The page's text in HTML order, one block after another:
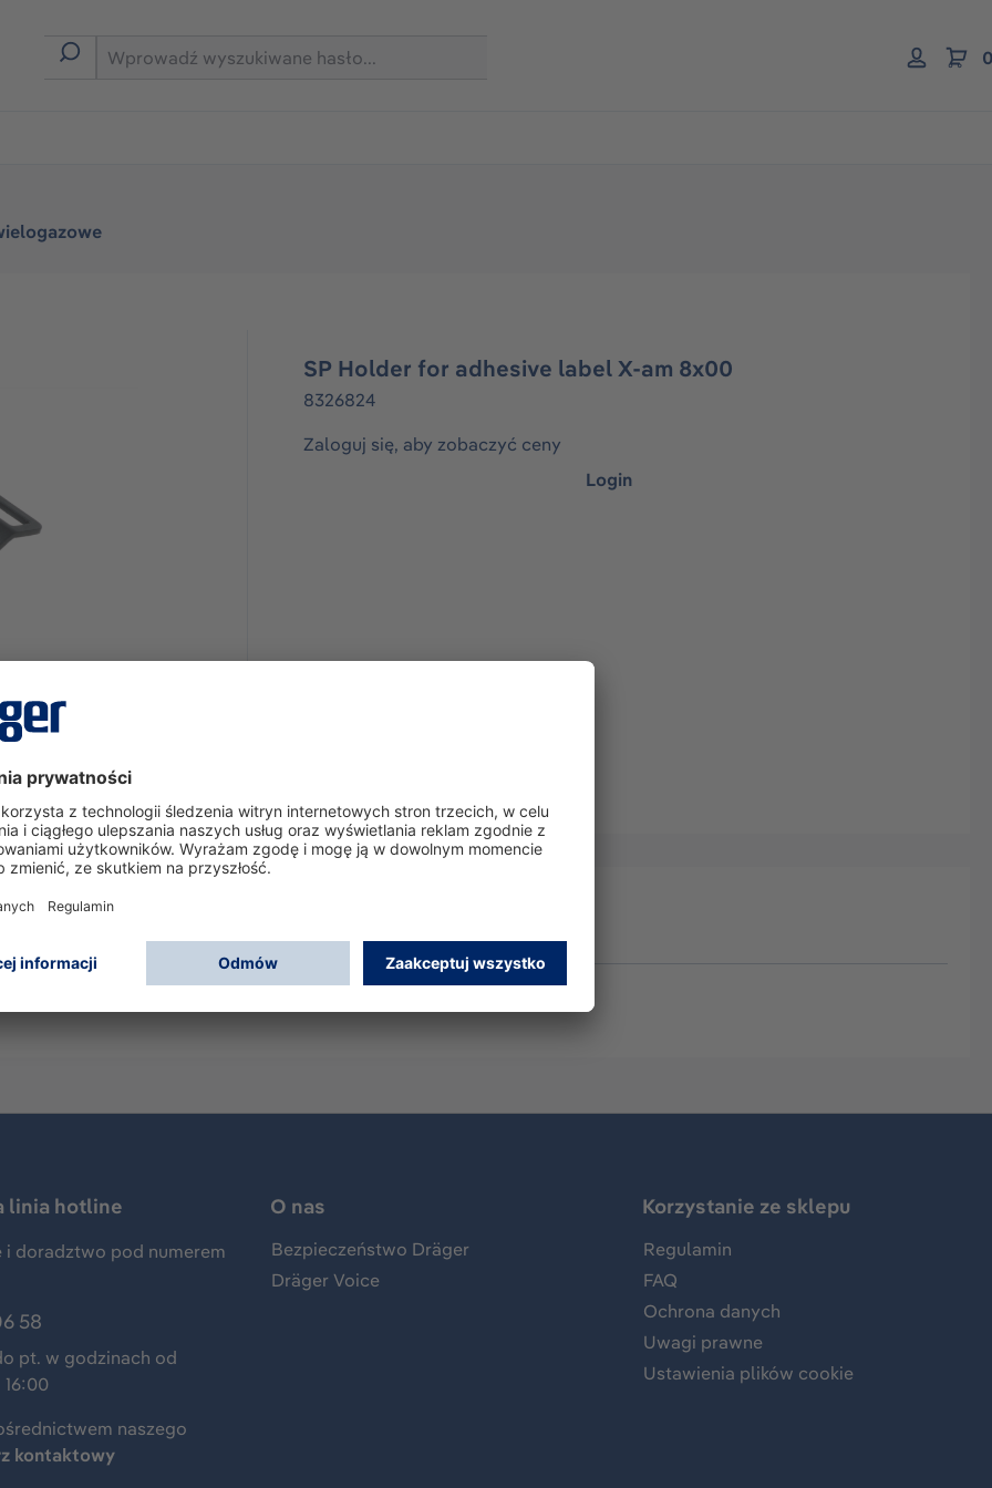
SP Holder for adhesive label X-am 8x00
8326824
Zaloguj się, aby zobaczyć ceny
Login
linia hotline
i doradztwo pod numerem
58
pt. w godzinach od
naszego
kontaktowy
O nas
Bezpieczeństwo Dräger
Dräger Voice
Korzystanie ze sklepu
Regulamin
FAQ
Ochrona danych
Uwagi prawne
Ustawienia plików cookie